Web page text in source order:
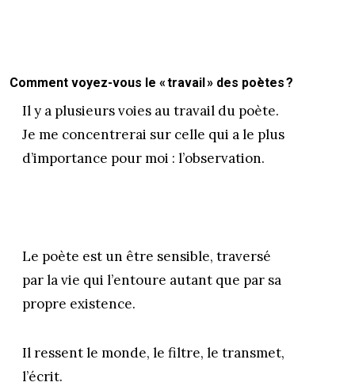
Comment voyez-vous le « travail » des poètes ?
Il y a plusieurs voies au travail du poète.
Je me concentrerai sur celle qui a le plus
d’importance pour moi : l’observation.
Le poète est un être sensible, traversé
par la vie qui l’entoure autant que par sa
propre existence.
Il ressent le monde, le filtre, le transmet,
l’écrit.